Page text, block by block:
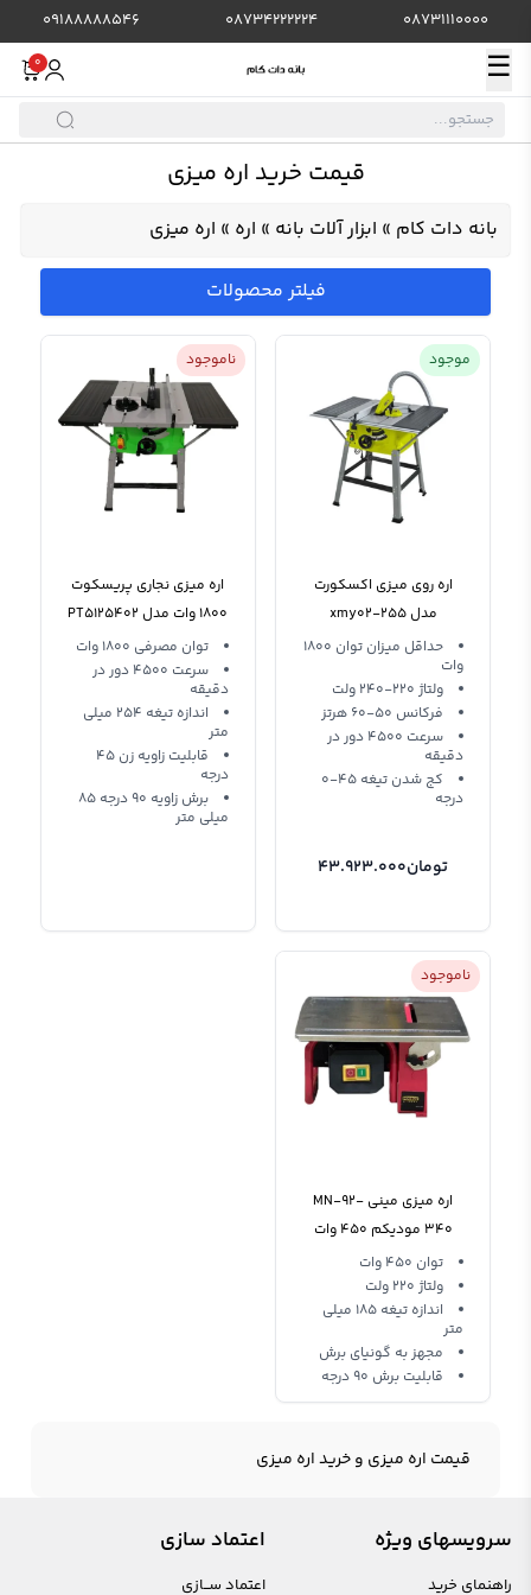
08731110000
08734222224
09188888546
☰
0
قیمت خرید اره میزی
بانه دات کام » ابزار آلات بانه » اره » اره میزی
فیلتر محصولات
موجود
اره روی میزی اکسکورت
مدل xmy02-255
حداقل میزان توان 1800
وات
ولتاژ 220-240 ولت
فرکانس 50-60 هرتز
سرعت 4500 دور در
دقیقه
کج شدن تیغه 45-0
درجه
تومان43.923.000
ناموجود
اره میزی نجاری پریسکوت
1800 وات مدل PT5125402
توان مصرفی 1800 وات
سرعت 4500 دور در
دقیقه
اندازه تیغه 254 میلی
متر
قابلیت زاویه زن 45
درجه
برش زاویه 90 درجه 85
میلی متر
ناموجود
اره میزی مینی MN-92-
340 مودیکم 450 وات
توان 450 وات
ولتاژ 220 ولت
اندازه تیغه 185 میلی
متر
مجهز به گونیای برش
قابلیت برش 90 درجه
قیمت اره میزی و خرید اره میزی
سرویسهای ویژه
راهنمای خرید
اعتماد سازی
اعتماد ســازی